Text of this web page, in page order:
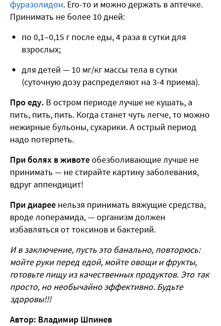
фуразолидон. Его-то и можно держать в аптечке.
Принимать не более 10 дней:
по 0,1–0,15 г после еды, 4 раза в сутки для
взрослых;
для детей — 10 мг/кг массы тела в сутки
(суточную дозу распределяют на 3-4 приема).
Про еду. В остром периоде лучше не кушать, а
пить, пить, пить. Когда станет чуть легче, то можно
нежирные бульоны, сухарики. А острый период
надо потерпеть.
При болях в животеобезболивающие лучше не
принимать — не стирайте картину заболевания,
вдруг аппендицит!
При диарее нельзя принимать вяжущие средства,
вроде лоперамида, — организм должен
избавляться от токсинов и бактерий.
И в заключение, пусть это банально, повторюсь:
мойте руки перед едой, мойте овощи и фрукты,
готовьте пищу из качественных продуктов. Это так
просто, но необычайно эффективно. Будьте
здоровы!!!
Автор: Владимир Шпинев